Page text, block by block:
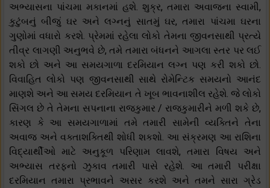
અભ્યાસના પાંચમા મકાનમાં હશે. શુક્ર, તમારા અવાજના સ્વામી,
કુટુંબનું બીજું ઘર અને લગ્નનું સાતમું ઘર, તમારા પાંચમા ઘરના
ગુણોમાં વધારો કરશે. પ્રેમમાં રહેલા લોકો તેમના જીવનસાથી પ્રત્યે
તીવ્ર લાગણી અનુભવે છે, તમે તમારા બંધનને આગલા સ્તર પર લઈ
શકો છો અને આ સમયગાળા દરમિયાન લગ્ન પણ કરી શકો છો.
વિવાહિત લોકો પણ જીવનસાથી સાથે રોમેન્ટિક સમયનો આનંદ
માણશે અને આ સમય દરમિયાન તે ખૂબ ભાવનાશીલ રહેશે. જે લોકો
સિંગલ છે તે તેમના સપનાના રાજકુમાર / રાજકુમારીને મળી શકે છે,
કારણ કે આ સમયગાળામાં તમે તમારી સામેની વ્યક્તિને તેના
અવાજ અને વક્તાશક્તિથી શોધી શકશો. આ સંક્રમણ આ રાશિના
વિદ્યાર્થીઓ માટે અનુકૂળ પરિણામ લાવશે, તમારા વિષય અને
અભ્યાસ તરફનો ઝુકાવ તમારી પાસે રહેશે. આ તમારી પરીક્ષા
દરમિયાન તમારા પ્રભાવને અસર કરશે અને તમને સારા ગ્રેડ